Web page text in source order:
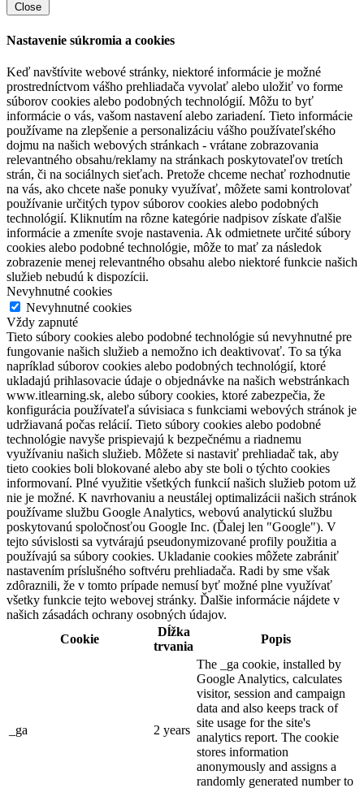
Close
Nastavenie súkromia a cookies
Keď navštívite webové stránky, niektoré informácie je možné
prostredníctvom vášho prehliadača vyvolať alebo uložiť vo forme
súborov cookies alebo podobných technológií. Môžu to byť
informácie o vás, vašom nastavení alebo zariadení. Tieto informácie
používame na zlepšenie a personalizáciu vášho používateľského
dojmu na našich webových stránkach - vrátane zobrazovania
relevantného obsahu/reklamy na stránkach poskytovateľov tretích
strán, či na sociálnych sieťach. Pretože chceme nechať rozhodnutie
na vás, ako chcete naše ponuky využívať, môžete sami kontrolovať
používanie určitých typov súborov cookies alebo podobných
technológií. Kliknutím na rôzne kategórie nadpisov získate ďalšie
informácie a zmeníte svoje nastavenia. Ak odmietnete určité súbory
cookies alebo podobné technológie, môže to mať za následok
zobrazenie menej relevantného obsahu alebo niektoré funkcie našich
služieb nebudú k dispozícii.
Nevyhnutné cookies
Nevyhnutné cookies
Vždy zapnuté
Tieto súbory cookies alebo podobné technológie sú nevyhnutné pre
fungovanie našich služieb a nemožno ich deaktivovať. To sa týka
napríklad súborov cookies alebo podobných technológií, ktoré
ukladajú prihlasovacie údaje o objednávke na našich webstránkach
www.itlearning.sk, alebo súbory cookies, ktoré zabezpečia, že
konfigurácia používateľa súvisiaca s funkciami webových stránok je
udržiavaná počas relácií. Tieto súbory cookies alebo podobné
technológie navyše prispievajú k bezpečnému a riadnemu
využívaniu našich služieb. Môžete si nastaviť prehliadač tak, aby
tieto cookies boli blokované alebo aby ste boli o týchto cookies
informovaní. Plné využitie všetkých funkcií našich služieb potom už
nie je možné. K navrhovaniu a neustálej optimalizácii našich stránok
používame službu Google Analytics, webovú analytickú službu
poskytovanú spoločnosťou Google Inc. (Ďalej len "Google"). V
tejto súvislosti sa vytvárajú pseudonymizované profily použitia a
používajú sa súbory cookies. Ukladanie cookies môžete zabrániť
nastavením príslušného softvéru prehliadača. Radi by sme však
zdôraznili, že v tomto prípade nemusí byť možné plne využívať
všetky funkcie tejto webovej stránky. Ďalšie informácie nájdete v
našich zásadách ochrany osobných údajov.
Cookie
Dĺžka
trvania
Popis
_ga 2 years
The _ga cookie, installed by
Google Analytics, calculates
visitor, session and campaign
data and also keeps track of
site usage for the site's
analytics report. The cookie
stores information
anonymously and assigns a
randomly generated number to